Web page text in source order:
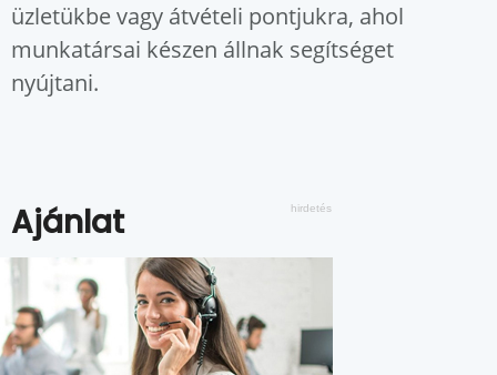
üzletükbe vagy átvételi pontjukra, ahol
munkatársai készen állnak segítséget
nyújtani.
Ajánlat